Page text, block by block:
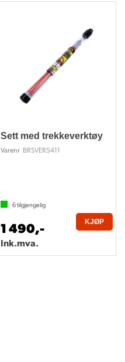
Sett med trekkeverktøy
Varenr BRSVER5411
6tilgjengelig
1 490,-
Ink.mva.
KJØP